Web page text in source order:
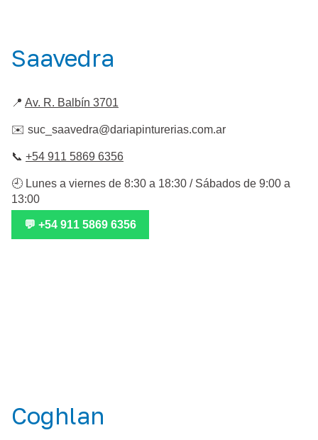
Saavedra
📍 Av. R. Balbín 3701
✉️ suc_saavedra@dariapinturerias.com.ar
📞 +54 911 5869 6356
🕘 Lunes a viernes de 8:30 a 18:30 / Sábados de 9:00 a
13:00
💬 +54 911 5869 6356
Coghlan